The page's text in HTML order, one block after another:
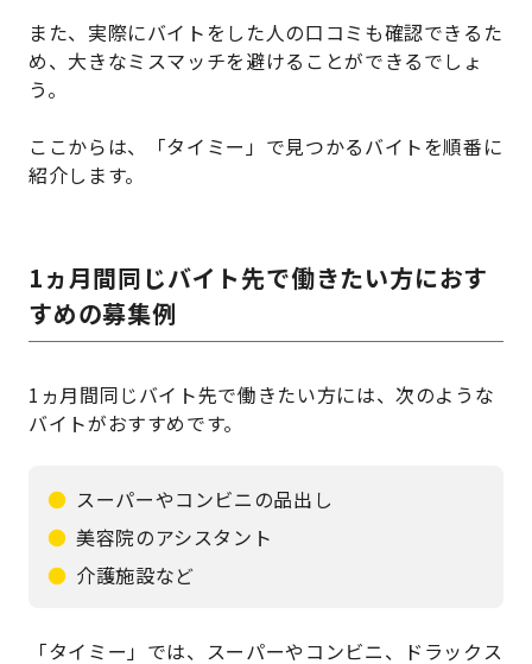
また、実際にバイトをした人の口コミも確認できるた
め、大きなミスマッチを避けることができるでしょ
う。
ここからは、「タイミー」で見つかるバイトを順番に
紹介します。
1ヵ月間同じバイト先で働きたい方におす
すめの募集例
1ヵ月間同じバイト先で働きたい方には、次のような
バイトがおすすめです。
スーパーやコンビニの品出し
美容院のアシスタント
介護施設など
「タイミー」では、スーパーやコンビニ、ドラックス